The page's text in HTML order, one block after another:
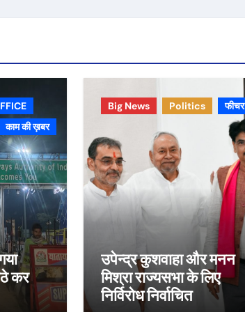
काम की ख़बर
कर
Big News Politics फीचर
उपेन्द्र कुशवाहा और मनन
मिश्रा राज्यसभा के लिए
निर्विरोध निर्वाचित